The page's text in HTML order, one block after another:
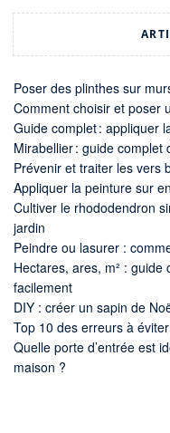
Poser des plinthes sur
Comment choisir et poser
Guide complet : appliquer
Mirabellier : guide
Prévenir et traiter les vers
Appliquer la peinture sur
Cultiver le rhododendron
jardin
Peindre ou lasurer :
Hectares, ares, m² :
facilement
DIY : créer un sapin de
Top 10 des erreurs à
Quelle porte d’entrée est
maison ?